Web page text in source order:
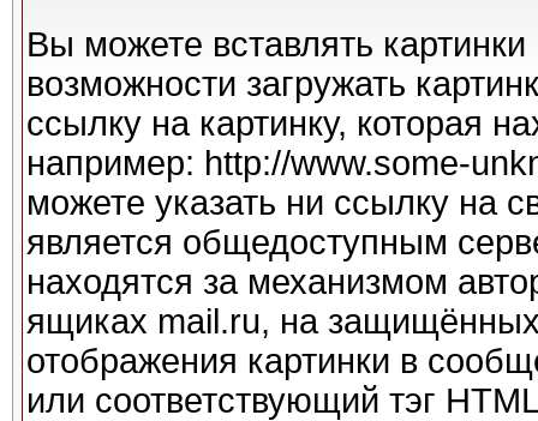
Вы можете вставлять
возможности загружать
ссылку на картинку, которая
например: http://www.some-
можете указать ни ссылку на
является общедоступным
находятся за механизмом
ящиках mail.ru, на
отображения картинки в
или соответствующий тэг